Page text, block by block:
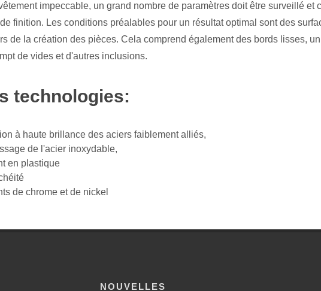
impeccable, un grand nombre de paramètres doit être surveillé et
finition. Les conditions préalables pour un résultat optimal sont des
de la création des pièces. Cela comprend également des bords lisses,
de vides et d'autres inclusions.
à haute brillance des aciers faiblement alliés,
de l'acier inoxydable,
en plastique
de chrome et de nickel
NOUVELLES